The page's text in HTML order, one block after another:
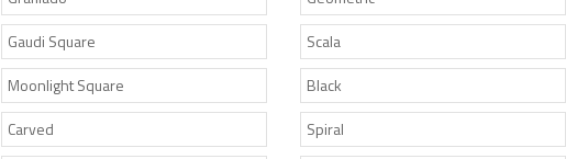
Gaudi Square
Scala
Moonlight Square
Black
Carved
Spiral